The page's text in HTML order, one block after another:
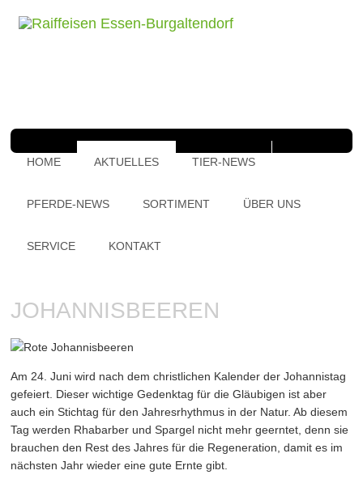
HOME AKTUELLES TIER-NEWS
PFERDE-NEWS SORTIMENT ÜBER UNS
SERVICE KONTAKT
JOHANNISBEEREN
Am 24. Juni wird nach dem christlichen Kalender der Johannistag
gefeiert. Dieser wichtige Gedenktag für die Gläubigen ist aber
auch ein Stichtag für den Jahresrhythmus in der Natur. Ab diesem
Tag werden Rhabarber und Spargel nicht mehr geerntet, denn sie
brauchen den Rest des Jahres für die Regeneration, damit es im
nächsten Jahr wieder eine gute Ernte gibt.